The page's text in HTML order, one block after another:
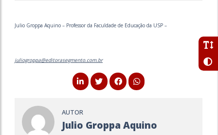
Julio Groppa Aquino – Professor da Faculdade de Educação da USP –
juliogroppa@editorasegmento.com.br
AUTOR
Julio Groppa Aquino